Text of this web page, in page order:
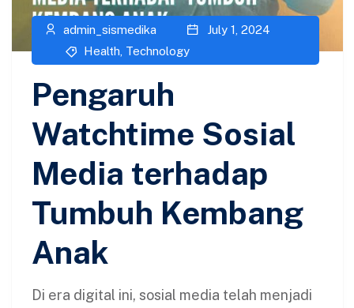
admin_sismedika
July 1, 2024
Health Technology
Pengaruh
Watchtime Sosial
Media terhadap
Tumbuh Kembang
Anak
Di era digital ini, sosial media telah menjadi